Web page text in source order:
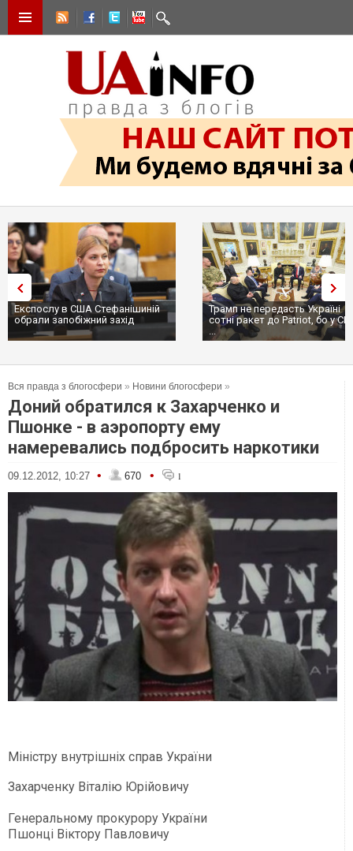
Експослу в США Стефанішиній
обрали запобіжний захід
Трамп не передасть Україні
сотні ракет до Patriot, бо у
...
Вся правда з блогосфери » Новини блогосфери »
Доний обратился к Захарченко и
Пшонке - в аэропорту ему
намеревались подбросить наркотики
09.12.2012, 10:27 • 670 • 1
Міністру внутрішніх справ України
Захарченку Віталію Юрійовичу
Генеральному прокурору України
Пшонці Віктору Павловичу